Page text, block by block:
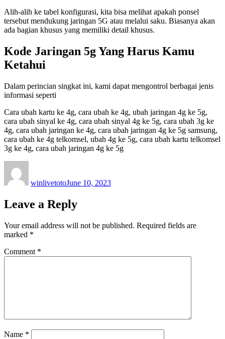
Alih-alih ke tabel konfigurasi, kita bisa melihat apakah ponsel
tersebut mendukung jaringan 5G atau melalui saku. Biasanya akan
ada bagian khusus yang memiliki detail khusus.
Kode Jaringan 5g Yang Harus Kamu
Ketahui
Dalam perincian singkat ini, kami dapat mengontrol berbagai jenis
informasi seperti
Cara ubah kartu ke 4g, cara ubah ke 4g, ubah jaringan 4g ke 5g,
cara ubah sinyal ke 4g, cara ubah sinyal 4g ke 5g, cara ubah 3g ke
4g, cara ubah jaringan ke 4g, cara ubah jaringan 4g ke 5g samsung,
cara ubah ke 4g telkomsel, ubah 4g ke 5g, cara ubah kartu telkomsel
3g ke 4g, cara ubah jaringan 4g ke 5g
winlivetotoJune 10, 2023
Leave a Reply
Your email address will not be published. Required fields are
marked *
Comment *
Name *